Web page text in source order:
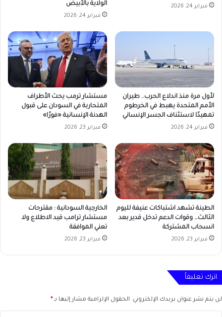
فبراير 24, 2026
الولاية بالأبيض
فبراير 24, 2026
لأول مرة منذ اندلاع الحرب.. طيران
الأمم المتحدة يهبط في الخرطوم
تمهيدًا لاستئناف الجسر الإنساني
فبراير 24, 2026
مستشار ترمب يحث الأطراف
المتحاربة في السودان على قبول
الهدنة الإنسانية «فورًا»
فبراير 23, 2026
الطينة تشهد اشتباكات عنيفة لليوم
الثالث… وقوات الدعم تدخل قدير بعد
انسحاب المشتركة
فبراير 23, 2026
الخارجية السودانية : مقترحات
مستشار ترامب قيد الاطلاع ولا
تعني الموافقة
فبراير 23, 2026
اترك تعليقاً
لن يتم نشر عنوان بريدك الإلكتروني. الحقول الإلزامية مشار إليها بـ *